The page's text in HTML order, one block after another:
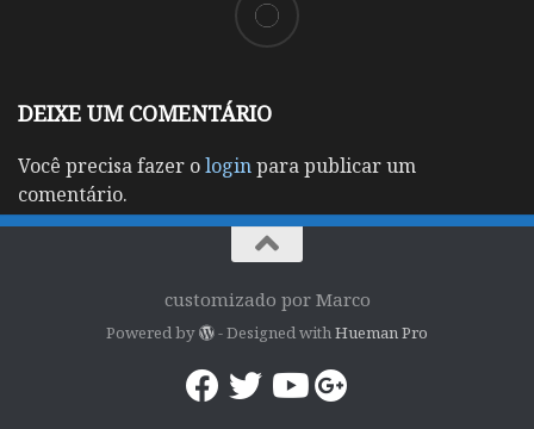
DEIXE UM COMENTÁRIO
Você precisa fazer ologinpara publicar um
comentário.
customizado por Marco
Powered by - Designed withHueman Pro